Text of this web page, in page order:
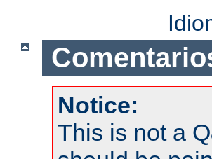
Notice:
This is not a